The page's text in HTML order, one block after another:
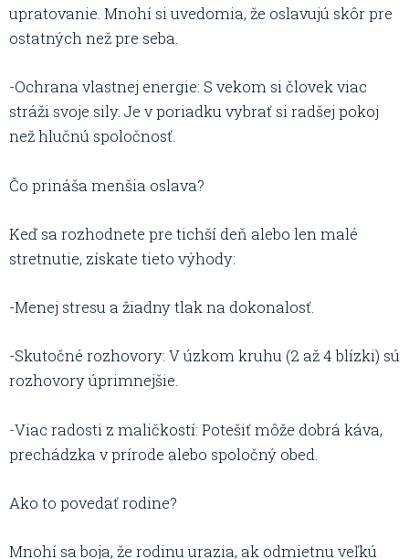
upratovanie. Mnohí si uvedomia, že oslavujú skôr pre
ostatných než pre seba.
-Ochrana vlastnej energie: S vekom si človek viac
stráži svoje sily. Je v poriadku vybrať si radšej pokoj
než hlučnú spoločnosť.
Čo prináša menšia oslava?
Keď sa rozhodnete pre tichší deň alebo len malé
stretnutie, získate tieto výhody:
-Menej stresu a žiadny tlak na dokonalosť.
-Skutočné rozhovory: V úzkom kruhu (2 až 4 blízki) sú
rozhovory úprimnejšie.
-Viac radosti z maličkostí: Potešiť môže dobrá káva,
prechádzka v prírode alebo spoločný obed.
Ako to povedať rodine?
Mnohí sa boja, že rodinu urazia, ak odmietnu veľkú